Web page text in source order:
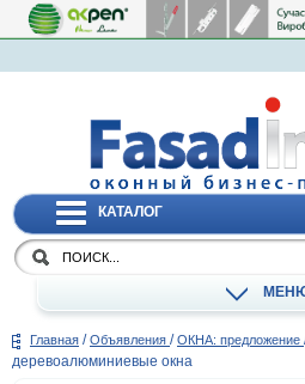
КАТАЛОГ
Главная / Объявления / ОКНА: предложение
деревоалюминиевые окна